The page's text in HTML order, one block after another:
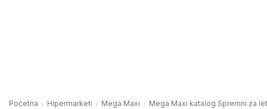
Početna Hipermarketi Mega Maxi Mega Maxi katalog Spremni za